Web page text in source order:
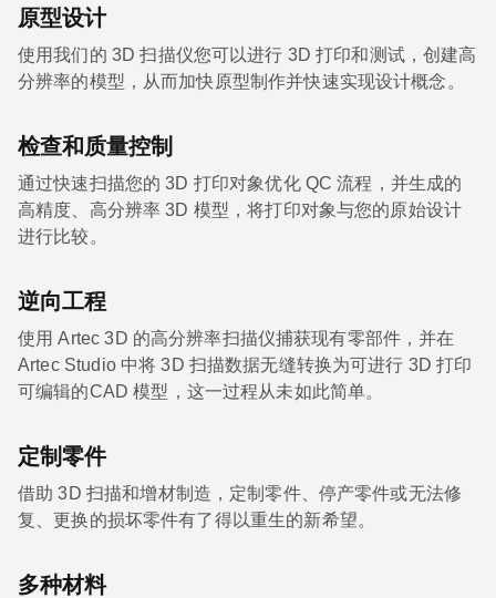
原型设计
使用我们的 3D 扫描仪您可以进行 3D 打印和测试，创建高
分辨率的模型，从而加快原型制作并快速实现设计概念。
检查和质量控制
通过快速扫描您的 3D 打印对象优化 QC 流程，并生成的
高精度、高分辨率 3D 模型，将打印对象与您的原始设计
进行比较。
逆向工程
使用 Artec 3D 的高分辨率扫描仪捕获现有零部件，并在
Artec Studio 中将 3D 扫描数据无缝转换为可进行 3D 打印
可编辑的CAD 模型，这一过程从未如此简单。
定制零件
借助 3D 扫描和增材制造，定制零件、停产零件或无法修
复、更换的损坏零件有了得以重生的新希望。
多种材料